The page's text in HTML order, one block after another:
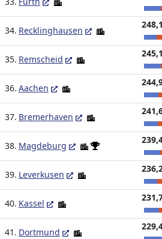
34. Recklinghausen
248,1
35. Remscheid
245,1
36. Aachen
37. Bremerhaven
38. Magdeburg
39. Leverkusen
40. Kassel
41. Dortmund